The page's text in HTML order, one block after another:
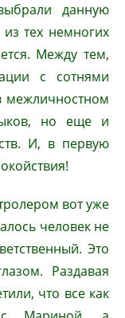
данную
тех немногих
Между тем,
с сотнями
межличностном
но еще и
И, в первую
вот уже
человек не
Это
Раздавая
что все как